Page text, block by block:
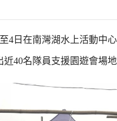
4日在南灣湖水上活動中
40名隊員支援園遊會場